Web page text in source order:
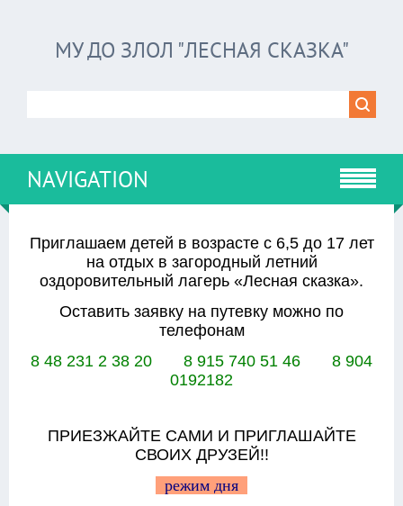
МУ ДО ЗЛОЛ "ЛЕСНАЯ СКАЗКА"
NAVIGATION
Приглашаем детей в возрасте с 6,5 до 17 лет
на отдых в загородный летний
оздоровительный лагерь «Лесная сказка».
Оставить заявку на путевку можно по
телефонам
8 48 231 2 38 20 8 915 740 51 46 8 904
0192182
ПРИЕЗЖАЙТЕ САМИ И ПРИГЛАШАЙТЕ
СВОИХ ДРУЗЕЙ!!
режим дня